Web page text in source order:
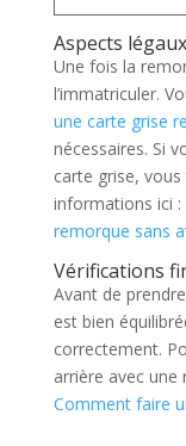
Aspects légaux
Une fois la
l’immatriculer.
une carte grise
nécessaires. Si
carte grise,
informations ici :
remorque sans
Vérifications
Avant de
est bien
correctement.
arrière avec une
Comment faire